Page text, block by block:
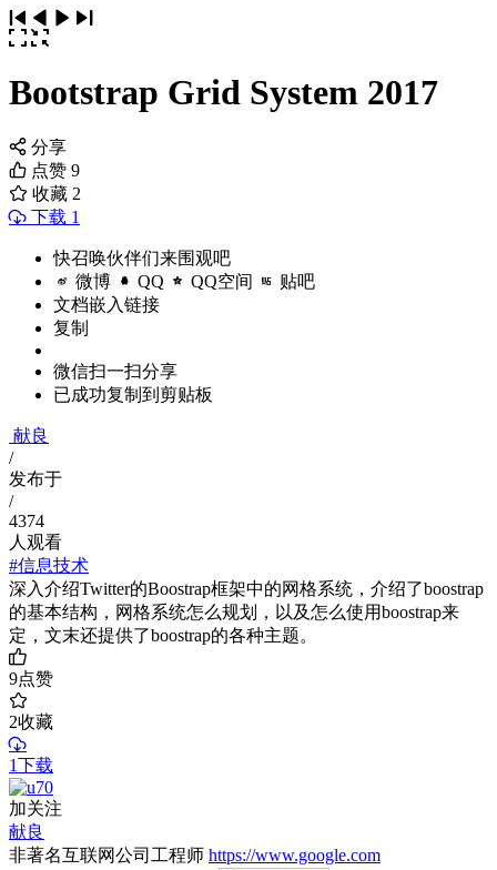
Bootstrap Grid System 2017
分享
点赞 9
收藏 2
下载 1
快召唤伙伴们来围观吧
微博 QQ QQ空间 贴吧
文档嵌入链接
复制
微信扫一扫分享
已成功复制到剪贴板
献良
/
发布于
/
4374
人观看
#信息技术
深入介绍Twitter的Boostrap框架中的网格系统，介绍了boostrap
的基本结构，网格系统怎么规划，以及怎么使用boostrap来
定，文末还提供了boostrap的各种主题。
9点赞
2收藏
1下载
加关注
献良
非著名互联网公司工程师 https://www.google.com